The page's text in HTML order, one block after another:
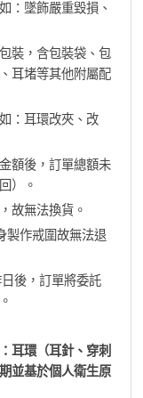
：墜飾嚴重毀損、
裝，含包裝袋、包
耳堵等其他附屬配
：耳環改夾、改
額後，訂單總額未
）。
故無法換貨。
製作戒圍故無法退
後，訂單將委託
耳環（耳針、穿刺
並基於個人衛生原